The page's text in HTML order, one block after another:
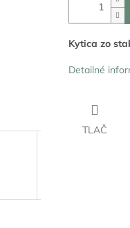
Kytica zo
Detailné
TLAČ